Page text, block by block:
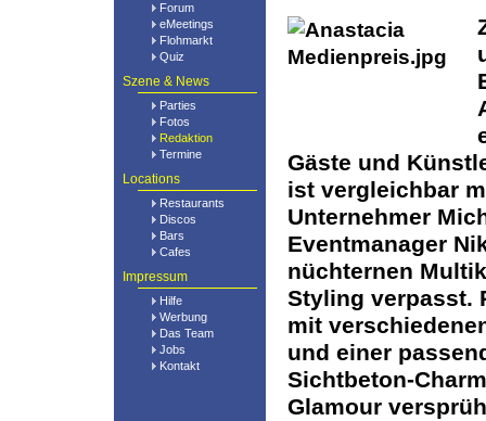
Forum
eMeetings
Flohmarkt
Quiz
Szene & News
Parties
Fotos
Redaktion
Termine
Locations
Restaurants
Discos
Bars
Cafes
Impressum
Hilfe
Werbung
Das Team
Jobs
Kontakt
Gäste und
ist vergleichbar
Unternehmer
Eventmanager
nüchternen
Styling verpasst.
mit
und einer
Sichtbeton-
Glamour